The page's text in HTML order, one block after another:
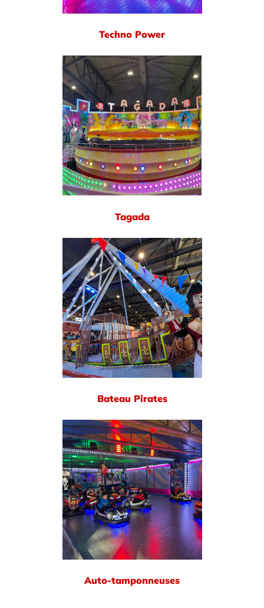
Techno Power
Tagada
Bateau Pirates
Auto-tamponneuses